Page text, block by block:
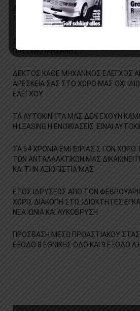
ΔΩΡΟ ΤΟ ΚΤΕΟ ΓΙΑ ΔΥΟ ΧΡΟΝΙΑ ΚΑΙ
1ΧΡΟΝΟ
ΔΩΡΟ Ο ΒΙΟΛΟΓΙΚΟΣ ΚΑΘΑΡΙΣΜΟΣ-
ΠΛΥΣΙΜΟ ΜΗΧΑΝΗΣ
ΔΕΚΤΟΣ ΚΑΘΕ ΜΗΧΑΝΙΚΟΣ ΕΛΕΓΧΟΣ
ΑΡΕΣΚΕΙΑ ΣΑΣ ΣΤΟ ΧΩΡΟ ΜΑΣ ΟΧΙ
ΕΛΕΓΧΟΥ
ΤΑ ΑΥΤΟΚΙΝΗΤΑ ΜΑΣ ΔΕΝ ΕΧΟΥΝ
Η LEASING Η ΕΝΟΙΚΙΑΣΕΙΣ. ΕΙΝΑΙ
ΤΑ 54 ΧΡΟΝΙΑ ΕΜΠΕΙΡΙΑΣ ΣΤΟΝ ΧΩΡΟ
ΤΩΝ ΑΝΤΑΛΛΑΚΤΙΚΩΝ ΜΑΣ ΔΙΚΑΙΩΝΕΙ
ΚΑΙ ΤΗΝ ΑΞΙΟΠΙΣΤΙΑ ΜΑΣ
ΕΤΟΣ ΙΔΡΥΣΕΩΣ ΑΠΟ ΤΟΝ
ΧΩΡΙΣ ΔΙΑΚΟΠΗ ΣΤΙΣ ΙΔΙΟΚΤΗΤΕΣ
ΝΕΑ ΙΩΝΙΑ ΚΑΙ ΛΥΚΟΒΡΥΣΗ
ΠΡΟΣΒΑΣΗ ΜΕΣΩ ΠΡΟΑΣΤΙΑΚΟΥ
ΕΞΟΔΟ 8 ΕΘΝΙΚΗΣ ΟΔΟ ΚΑΙ 9 ΕΞΟΔΟ